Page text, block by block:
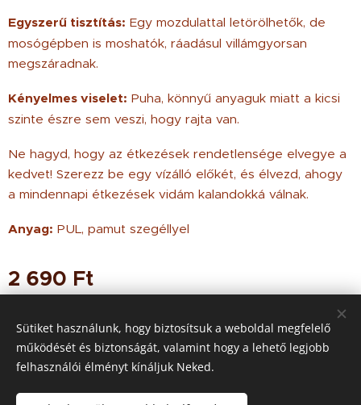
Egyszerű tisztítás: Egy mozdulattal letörölhetők, de
mosógépben is moshatók, ráadásul villámgyorsan
megszáradnak.
Kényelmes viselet: Puha, könnyű anyaguk miatt a kicsi
szinte észre sem veszi, hogy rajta van.
Ne hagyd, hogy az étkezések rendetlensége elvegye a
kedvet! Szerezz be egy vízálló előkét, és élvezd, ahogy
a mindennapi étkezések vidám kalandokká válnak.
Anyag: PUL, pamut szegéllyel
2 690 Ft
© 2021 Minden jog
fenntartva
Sütiket használunk, hogy biztosítsuk a weboldal megfelelő
működését és biztonságát, valamint hogy a lehető legjobb
felhasználói élményt kínáljuk Neked.